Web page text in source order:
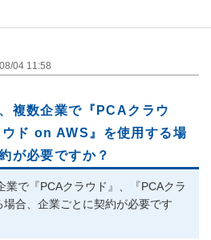
04 11:58
複数企業で『PCAクラウ
ウド on AWS』を使用する場
が必要ですか？
業で『PCAクラウド』、『PCAクラ
場合、企業ごとに契約が必要です